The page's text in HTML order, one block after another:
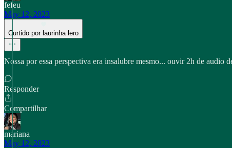
fefeu
May 12, 2023
Curtido por laurinha lero
Nossa por essa perspectiva era insalubre mesmo... ouvir 2h de audio
Responder
Compartilhar
mariana
May 12, 2023